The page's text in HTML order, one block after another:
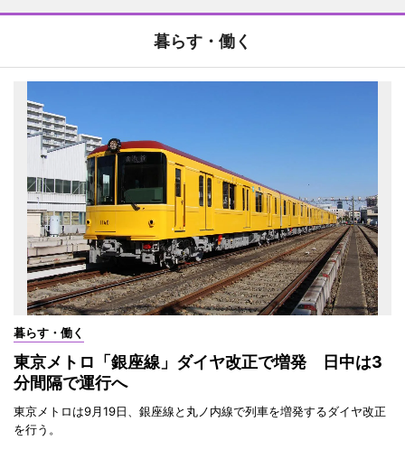
暮らす・働く
暮らす・働く
東京メトロ「銀座線」ダイヤ改正で増発 日中は3
分間隔で運行へ
東京メトロは9月19日、銀座線と丸ノ内線で列車を増発するダイヤ改正
を行う。